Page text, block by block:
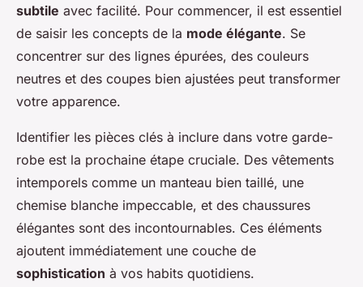
Lou 28 novembre 2024 5 min de lecture
subtile avec facilité. Pour commencer, il est essentiel
de saisir les concepts de la mode élégante. Se
concentrer sur des lignes épurées, des couleurs
neutres et des coupes bien ajustées peut transformer
votre apparence.
Identifier les pièces clés à inclure dans votre garde-
robe est la prochaine étape cruciale. Des vêtements
intemporels comme un manteau bien taillé, une
chemise blanche impeccable, et des chaussures
élégantes sont des incontournables. Ces éléments
ajoutent immédiatement une couche de
sophistication à vos habits quotidiens.